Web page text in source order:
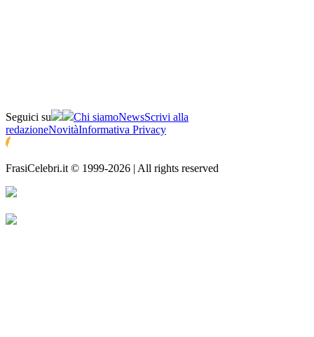
Seguici su Chi siamoNewsScrivi alla
redazioneNovitàInformativa Privacy
FrasiCelebri.it © 1999-2026 | All rights reserved